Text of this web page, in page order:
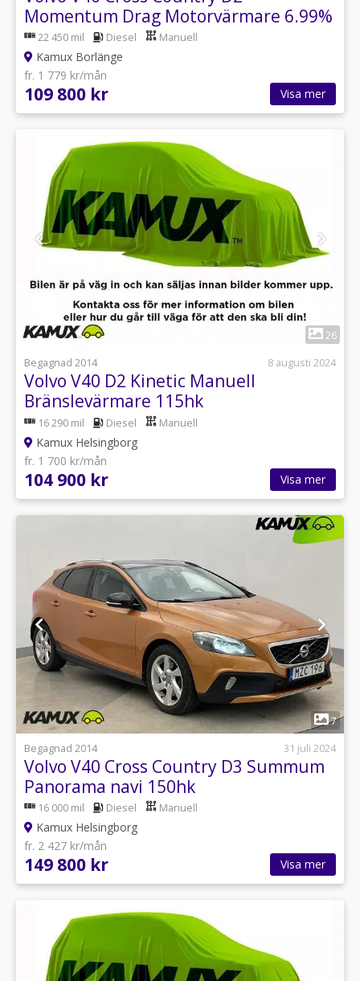
Momentum Drag Motorvärmare 6.99%
ränta 115hk
22 450 mil Diesel Manuell
Kamux Borlänge
fr. 1 779 kr/mån
109 800 kr Visa mer
26
Begagnad 2014
8 augusti 2024
Volvo V40 D2 Kinetic Manuell
Bränslevärmare 115hk
16 290 mil Diesel Manuell
Kamux Helsingborg
fr. 1 700 kr/mån
104 900 kr Visa mer
1
7
Begagnad 2014
31 juli 2024
Volvo V40 Cross Country D3 Summum
Panorama navi 150hk
16 000 mil Diesel Manuell
Kamux Helsingborg
fr. 2 427 kr/mån
149 800 kr Visa mer